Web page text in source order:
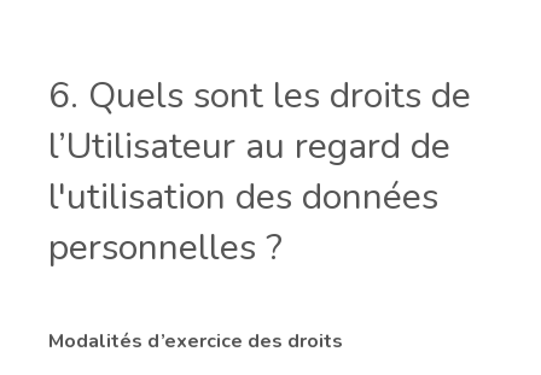
6. Quels sont les droits de
l’Utilisateur au regard de
l'utilisation des données
personnelles ?
Modalités d’exercice des droits